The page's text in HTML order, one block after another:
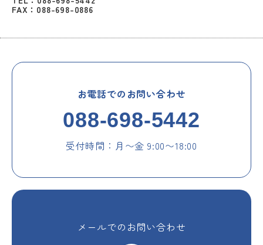
FAX：088-698-0886
お電話でのお問い合わせ
088-698-5442
受付時間：月〜金 9:00〜18:00
メールでのお問い合わせ